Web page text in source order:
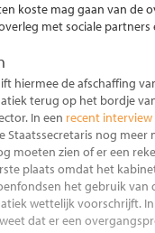
koste mag gaan van de
met sociale partners
hiermee de afschaffing
terug op het bordje
In een recent interview
Staatssecretaris nog meer
moeten zien of er een
plaats omdat het
het gebruik van
wettelijk voorschrijft.
dat er een